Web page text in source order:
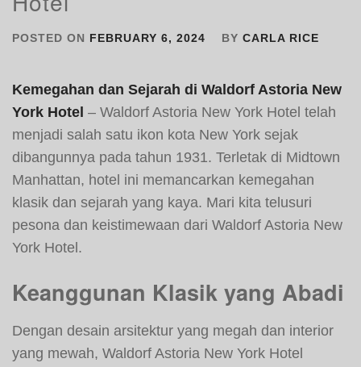
POSTED ON FEBRUARY 6, 2024 BY CARLA RICE
Kemegahan dan Sejarah di Waldorf Astoria New
York Hotel – Waldorf Astoria New York Hotel telah
menjadi salah satu ikon kota New York sejak
dibangunnya pada tahun 1931. Terletak di Midtown
Manhattan, hotel ini memancarkan kemegahan
klasik dan sejarah yang kaya. Mari kita telusuri
pesona dan keistimewaan dari Waldorf Astoria New
York Hotel.
Keanggunan Klasik yang Abadi
Dengan desain arsitektur yang megah dan interior
yang mewah, Waldorf Astoria New York Hotel